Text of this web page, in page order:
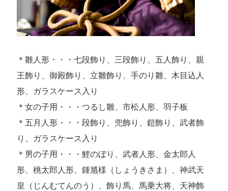
＊雛人形・・・七段飾り、三段飾り、五人飾り、親
王飾り、御殿飾り、立雛飾り、手のり雛、木目込人
形、ガラスケース入り
＊女の子用・・・つるし雛、市松人形、羽子板
＊五月人形・・・段飾り、兜飾り、鎧飾り、武者飾
り、ガラスケース入り
＊男の子用・・・鯉のぼり、武者人形、金太郎人
形、桃太郎人形、鍾馗様（しょうきさま）、神武天
皇（じんむてんのう）、飾り馬、馬乗大将、天神飾